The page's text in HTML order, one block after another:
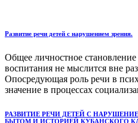
Развитие речи детей с нарушением зрения.
Общее личностное становление
воспитания не мыслится вне
Опосредующая роль речи в
значение в процессах
РАЗВИТИЕ РЕЧИ ДЕТЕЙ С
БЫТОМ И ИСТОРИЕЙ КУБАНСКОГО